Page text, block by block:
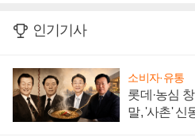
인기기사
소비자·유통
롯데·농심
말, '사촌' 신